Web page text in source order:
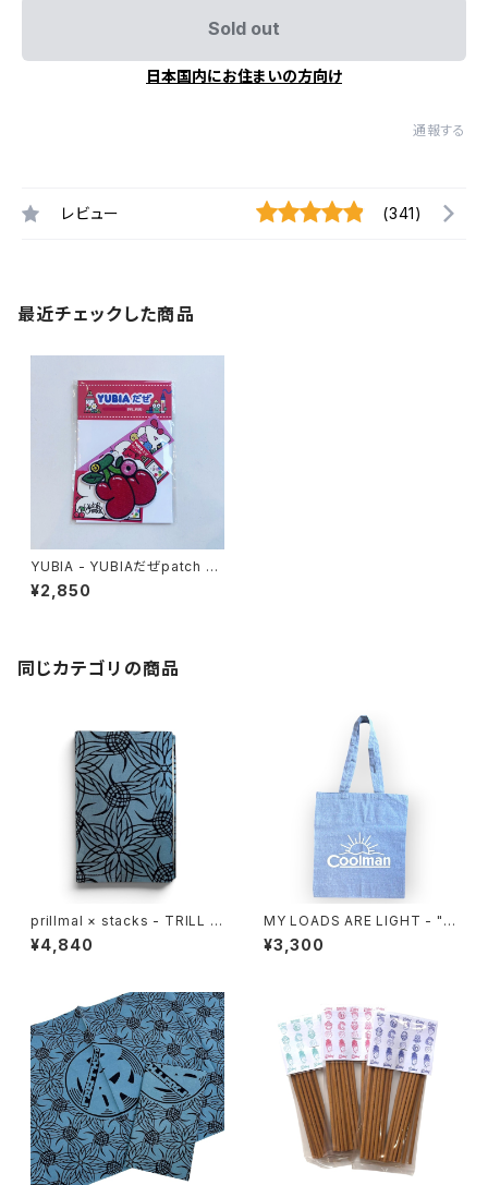
Sold out
日本国内にお住まいの方向け
通報する
レビュー (341)
最近チェックした商品
YUBIA - YUBIAだぜpatch &
sticker pack
¥2,850
同じカテゴリの商品
prillmal × stacks - TRILL E
DO.OG BOOKCOVER
¥4,840
MY LOADS ARE LIGHT - "C
oolman" Eco Tote Bag
¥3,300